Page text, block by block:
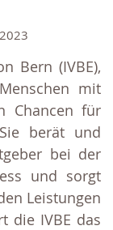
Bern (IVBE),
mit
Chancen für
berät und
bei der
und sorgt
Leistungen
die IVBE das